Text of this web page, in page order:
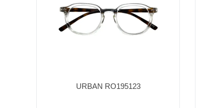
URBAN RO195123